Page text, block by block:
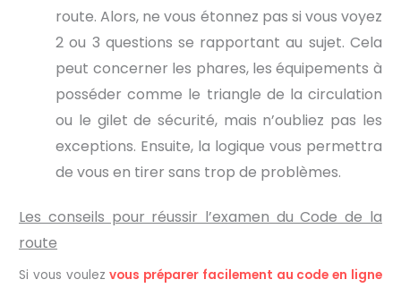
route. Alors, ne vous étonnez pas si vous voyez
2 ou 3 questions se rapportant au sujet. Cela
peut concerner les phares, les équipements à
posséder comme le triangle de la circulation
ou le gilet de sécurité, mais n’oubliez pas les
exceptions. Ensuite, la logique vous permettra
de vous en tirer sans trop de problèmes.
Les conseils pour réussir l’examen du Code de la
route
Si vous voulezvous préparer facilement au code en ligne